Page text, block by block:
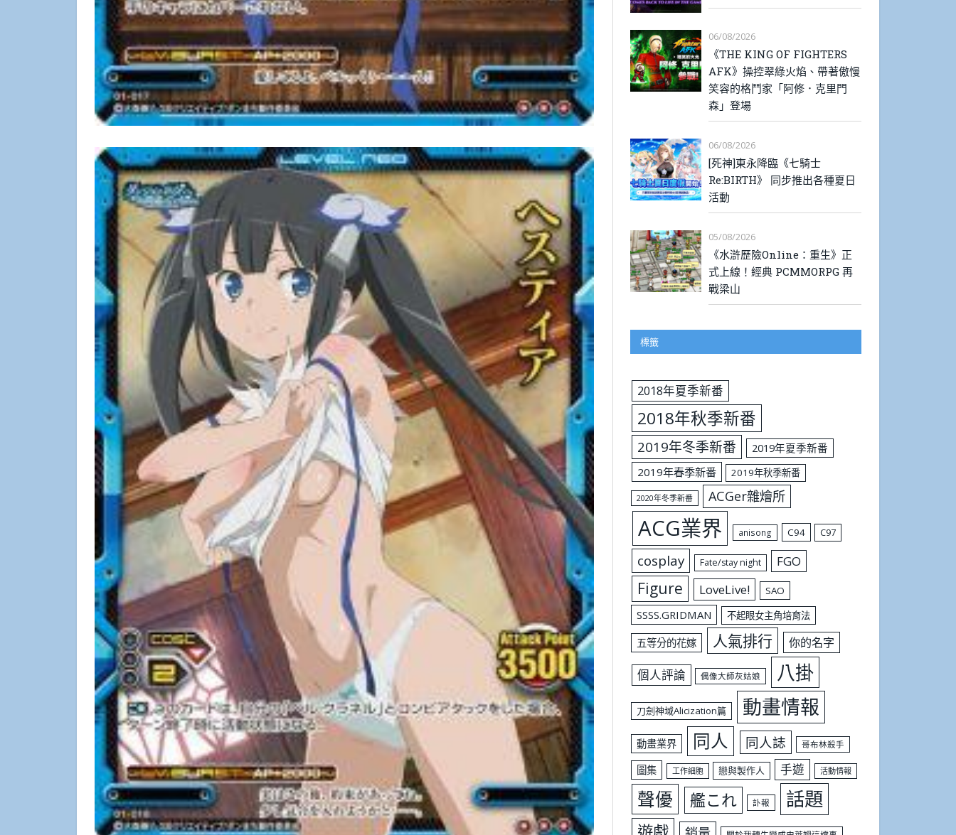
06/08/2026
《THE KING OF FIGHTERS
AFK》操控翠綠火焰、帶著傲慢
笑容的格鬥家「阿修．克里門
森」登場
06/08/2026
[死神]東永降臨《七騎士
Re:BIRTH》 同步推出各種夏日
活動
05/08/2026
《水滸歷險Online：重生》正
式上線！經典 PCMMORPG 再
戰梁山
標籤
2018年夏季新番
2018年秋季新番
2019年冬季新番
2019年夏季新番
2019年春季新番
2019年秋季新番
2020年冬季新番 ACGer雜燴所
ACG業界 anisong C94 C97
cosplay Fate/stay night FGO
Figure LoveLive! SAO
SSSS.GRIDMAN 不起眼女主角培育法
五等分的花嫁 人氣排行 你的名字
個人評論 偶像大師灰姑娘 八掛
刀劍神域Alicization篇 動畫情報
動畫業界 同人 同人誌 哥布林殺手
圖集 工作細胞 戀與製作人 手遊 活動情報
聲優 艦これ 訃報 話題